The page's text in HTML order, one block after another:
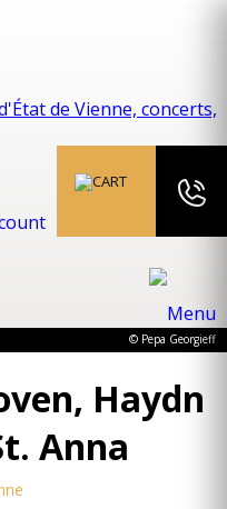
© Pepa Georgieff
Haydn
Anna